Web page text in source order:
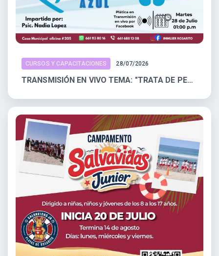
CURSOS Y CAPACITACIONES 28/07/2026
TRANSMISIÓN EN VIVO TEMA: "TRATA DE PERSONAS: COMO PREVENIRLA Y PROTEGERNOS"